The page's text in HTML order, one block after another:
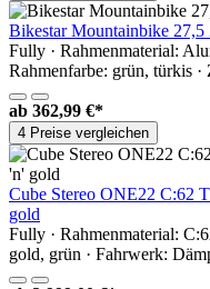
Bikestar Mountainbike
Fully · Rahmenmaterial:
Rahmenfarbe: grün, türkis
ab 362,99 €*
4 Preise vergleichen
Cube Stereo ONE22 C:62
gold
Fully · Rahmenmaterial:
gold, grün · Fahrwerk: